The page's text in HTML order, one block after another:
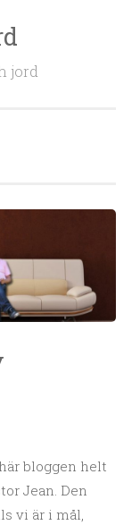
jord
bloggen helt
Jean. Den
vi är i mål,